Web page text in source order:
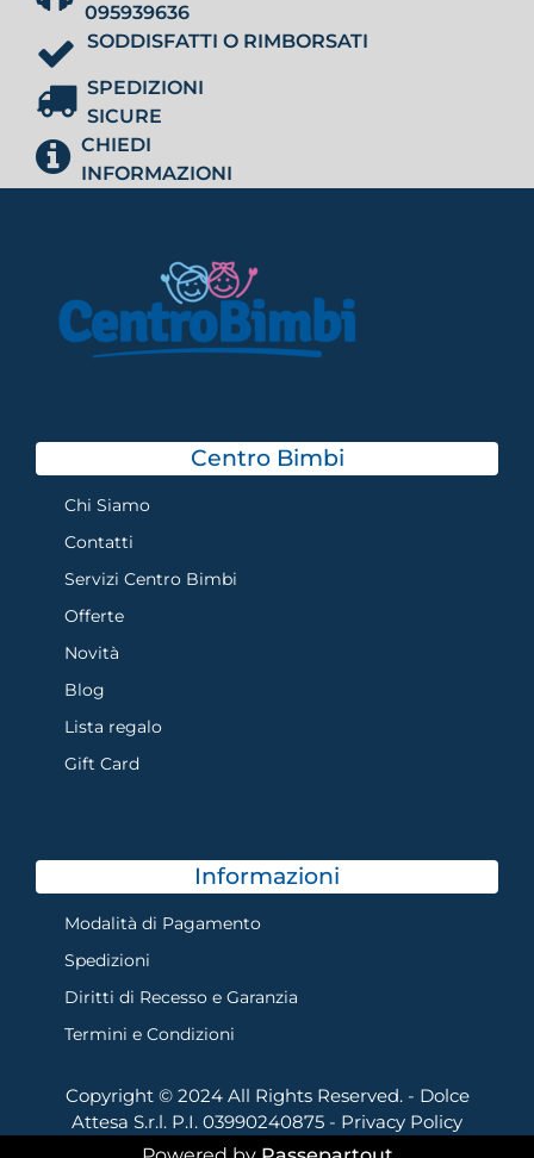
095939636
SODDISFATTI O RIMBORSATI
SPEDIZIONI
SICURE
CHIEDI
INFORMAZIONI
Centro Bimbi
Chi Siamo
Contatti
Servizi Centro Bimbi
Offerte
Novità
Blog
Lista regalo
Gift Card
Informazioni
Modalità di Pagamento
Spedizioni
Diritti di Recesso e Garanzia
Termini e Condizioni
Copyright © 2024 All Rights Reserved. - Dolce
Attesa S.r.l. P.I. 03990240875 - Privacy Policy